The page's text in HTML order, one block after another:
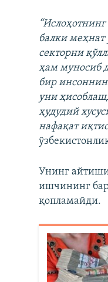
балки
секторни
ҳам муносиб
бир
уни
ҳудудий
нафақат
Унинг
ишчининг
қопламайди.